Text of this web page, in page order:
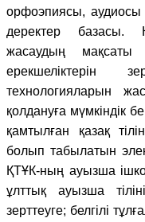
орфоэпиясы, аудиосы
деректер базасы.
жасаудың мақсаты
ерекшеліктерін
технологияларын
қолдануға мүмкіндік
қамтылған қазақ
болып табылатын
ҚТҰК-ның ауызша
ұлттық ауызша
зерттеуге; белгілі